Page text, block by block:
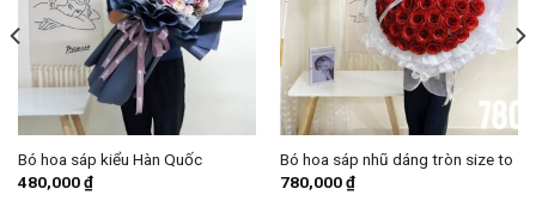
Bó hoa sáp kiểu Hàn Quốc
480,000₫
Bó hoa sáp nhũ dáng tròn size to
780,000₫